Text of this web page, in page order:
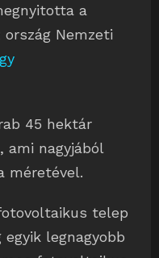
a
Nemzeti
45 hektár
ami nagyjából
méretével.
telep
legnagyobb